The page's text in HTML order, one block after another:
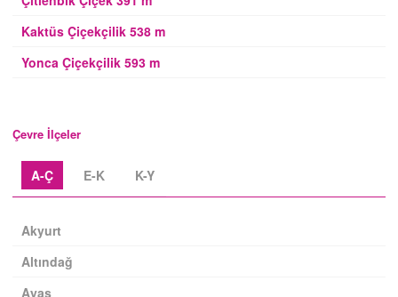
Kaktüs Çiçekçilik 538 m
Yonca Çiçekçilik 593 m
Çevre İlçeler
A-Ç E-K K-Y
Akyurt
Altındağ
Ayaş